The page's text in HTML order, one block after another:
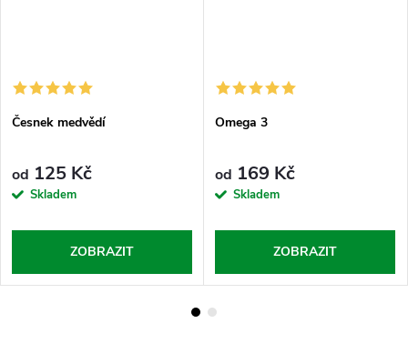
Česnek medvědí
od 125 Kč
Skladem
ZOBRAZIT
Omega 3
od 169 Kč
Skladem
ZOBRAZIT